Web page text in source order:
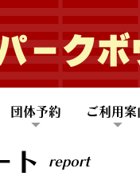
ークボ
団体予約 ご利用案
ト report